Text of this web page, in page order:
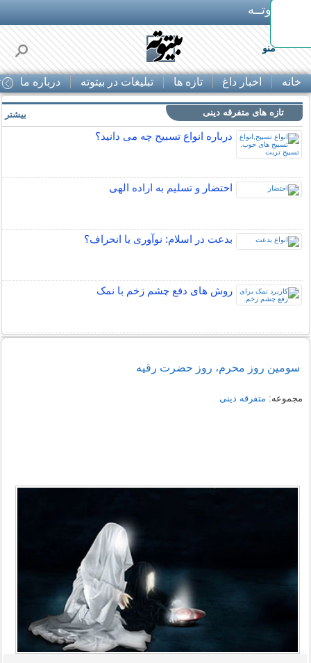
بـیتوتــه
منو
خانه اخبار داغ تازه ها تبلیغات در بیتوته درباره ما
تازه های متفرقه دینی
درباره انواع تسبیح چه می دانید؟
احتضار و تسلیم به اراده الهی
بدعت در اسلام: نوآوری یا انحراف؟
روش های دفع چشم زخم با نمک
بیشتر
سومین روز محرم، روز حضرت رقیه
مجموعه: متفرقه دینی